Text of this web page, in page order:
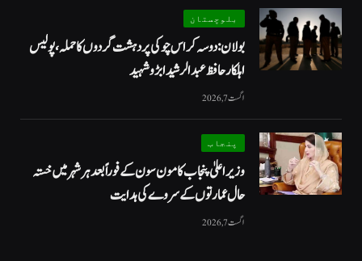
بلوچستان
بولان: دوسہ کراس چوکی پر دہشت گردوں کا حملہ، پولیس
اہلکار حافظ عبدالرشید ابڑو شہید
اگست 7, 2026
پنجاب
وزیراعلیٰ پنجاب کا مون سون کے فوراً بعد ہر شہر میں خستہ
حال عمارتوں کے سروے کی ہدایت
اگست 7, 2026